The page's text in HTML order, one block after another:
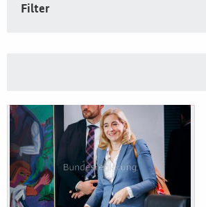
Filter